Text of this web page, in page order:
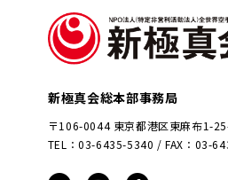
新極真会総本部事務局
〒106-0044 東京都港区東麻布1-
TEL：03-6435-5340 / FAX：03-